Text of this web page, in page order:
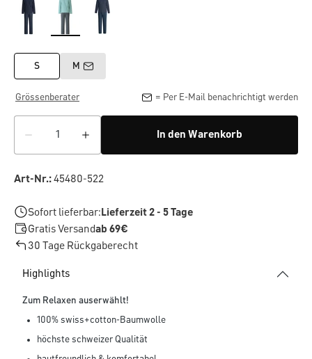
S M
Grössenberater = Per E-Mail benachrichtigt werden
In den Warenkorb
Art-Nr.:45480-522
Sofort lieferbar:Lieferzeit 2 - 5 Tage
Gratis Versandab 69€
30 Tage Rückgaberecht
Highlights
Zum Relaxen auserwählt!
100% swiss+cotton-Baumwolle
höchste schweizer Qualität